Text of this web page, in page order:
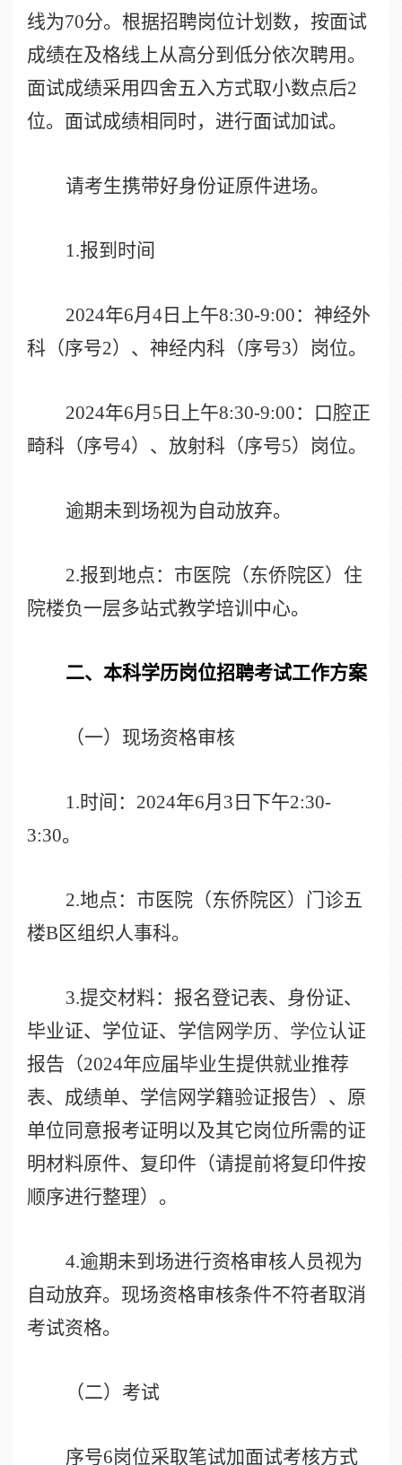
线为70分。根据招聘岗位计划数，按面试
成绩在及格线上从高分到低分依次聘用。
面试成绩采用四舍五入方式取小数点后2
位。面试成绩相同时，进行面试加试。
请考生携带好身份证原件进场。
1.报到时间
2024年6月 4 日上午8:30-9:00：神经外
科（序号2）、神经内科（序号3）岗位。
2024年6月 5 日上午8:30-9:00：口腔正
畸科（序号4）、放射科（序号5）岗位。
逾期未到场视为自动放弃。
2.报到地点：市医院（东侨院区）住
院楼负一层多站式教学培训中心。
二、本科学历岗位招聘考试工作方案
（一）现场资格审核
1.时间： 2024年6月 3 日下午2:30-
3:30。
2.地点：市医院（东侨院区）门诊五
楼B区组织人事科。
3.提交材料：报名登记表、身份证、
毕业证、学位证、学信网学历、学位认证
报告（2024年应届毕业生提供就业推荐
表、成绩单、学信网学籍验证报告）、原
单位同意报考证明以及其它岗位所需的证
明材料原件、复印件（请提前将复印件按
顺序进行整理）。
4.逾期未到场进行资格审核人员视为
自动放弃。现场资格审核条件不符者取消
考试资格。
（二）考试
序号6岗位采取笔试加面试考核方式